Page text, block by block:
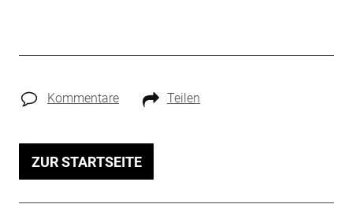
Kommentare Teilen
ZUR STARTSEITE